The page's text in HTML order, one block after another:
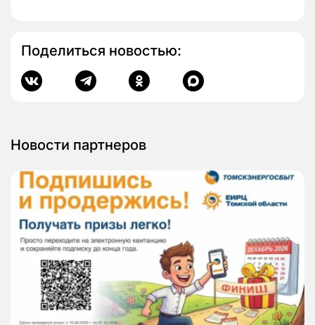
Поделиться новостью:
Новости партнеров